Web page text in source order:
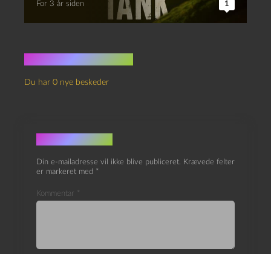
For 3 år siden 1
Du har 0 nye beskeder
Skriv et svar
Din e-mailadresse vil ikke blive publiceret. Krævede felter
er markeret med *
Kommentar *